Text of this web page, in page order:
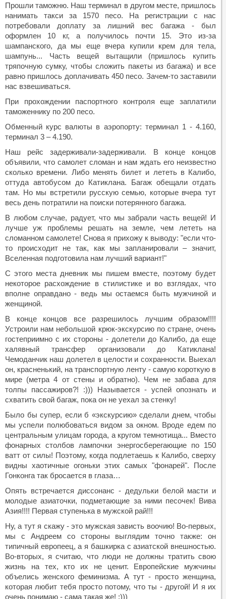
Прошли таможню. Наш терминал в другом месте, пришлось
нанимать такси за 1570 песо. На регистрации с нас
потребовали доплату за лишний вес багажа - был
оформлен 10 кг, а получилось почти 15. Это из-за
шампанского, да мы еще вчера купили крем для тела,
шампунь... Часть вещей вытащили (пришлось купить
тряпочную сумку, чтобы сложить пакеты из багажа) и все
равно пришлось доплачивать 450 песо. Зачем-то заставили
нас взвешиваться.
При прохождении паспортного контроля еще заплатили
таможеннику по 200 песо.
Обменный курс валюты в аэропорту: терминал 1 - 4.160,
терминал 3 – 4.190.
Наш рейс задерживали-задерживали. В конце концов
объявили, что самолет сломан и нам ждать его неизвестно
сколько времени. Либо менять билет и лететь в Калибо,
оттуда автобусом до Катиклана. Багаж обещали отдать
там. Но мы встретили русскую семью, которые вчера тут
весь день потратили на поиски потерянного багажа.
В любом случае, радует, что мы забрали часть вещей! И
лучше уж проблемы решать на земле, чем лететь на
сломанном самолете! Снова я прихожу к выводу: "если что-
то происходит не так, как мы запланировали – значит,
Вселенная подготовила нам лучший вариант!"
С этого места дневник мы пишем вместе, поэтому будет
некоторое расхождение в стилистике и во взглядах, что
вполне оправдано - ведь мы остаемся быть мужчиной и
женщиной.
В конце концов все разрешилось лучшим образом!!!!
Устроили нам небольшой крюк-экскурсию по стране, очень
гостеприимно с их стороны - долетели до Калибо, да еще
халявный трансфер организовали до Катиклана!
Чемоданчик наш долетел в целости и сохранности. Выехал
он, красненький, на транспортную ленту - самую короткую в
мире (метра 4 от стены и обратно). Чем не забава для
толпы пассажиров?! :))) Называется - успей опознать и
схватить свой багаж, пока он не уехал за стенку!
Было бы супер, если б «экскурсию» сделали днем, чтобы
мы успели полюбоваться видом за окном. Вроде едем по
центральным улицам города, а кругом темнотища... Вместо
фонарных столбов лампочки энергосберегающие по 150
ватт от силы! Поэтому, когда подлетаешь к Калибо, сверху
видны хаотичные огоньки этих самых "фонарей". После
Гонконга так бросается в глаза…
Опять встречается диссонанс - дедульки белой масти и
молодые азиаточки, подметающие за ними песочек! Вива
Азия!!!! Первая ступенька в мужской рай!!!
Ну, а тут я скажу - это мужская зависть воочию! Во-первых,
мы с Андреем со стороны выглядим точно также: он
типичный европеец, а я башкирка с азиатской внешностью.
Во-вторых, я считаю, что люди не должны тратить свою
жизнь на тех, кто их не ценит. Европейские мужчины
объелись женского феминизма. А тут - просто женщина,
которая любит тебя просто потому, что ты - другой! И я их
очень понимаю - сама такая же! :)))